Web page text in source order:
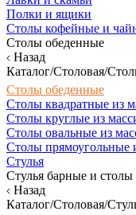
Полки и ящики
Столы кофейные и
Столы обеденные
Назад
Каталог/Столовая/
Столы обеденные
Столы квадратные из
Столы круглые из
Столы овальные из
Столы прямоугольные
Стулья
Стулья барные и
Назад
Каталог/Столовая/